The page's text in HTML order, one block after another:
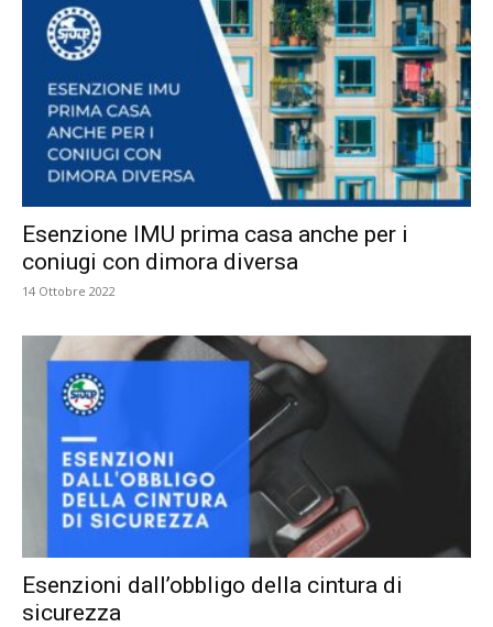
Esenzione IMU prima casa anche per i
coniugi con dimora diversa
14 Ottobre 2022
Esenzioni dall’obbligo della cintura di
sicurezza